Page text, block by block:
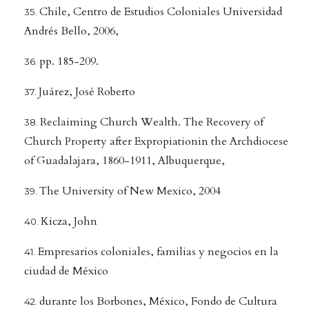
Chile, Centro de Estudios Coloniales Universidad
Andrés Bello, 2006,
pp. 185-209.
Juárez, José Roberto
Reclaiming Church Wealth. The Recovery of
Church Property after Expropiationin the Archdiocese
of Guadalajara, 1860-1911, Albuquerque,
The University of New Mexico, 2004
Kicza, John
Empresarios coloniales, familias y negocios en la
ciudad de México
durante los Borbones, México, Fondo de Cultura